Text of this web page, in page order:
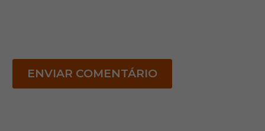
ENVIAR COMENTÁRIO